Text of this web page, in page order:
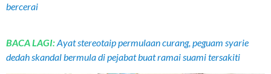
bercerai
BACA LAGI:Ayat stereotaip permulaan curang, peguam syarie
dedah skandal bermula di pejabat buat ramai suami tersakiti